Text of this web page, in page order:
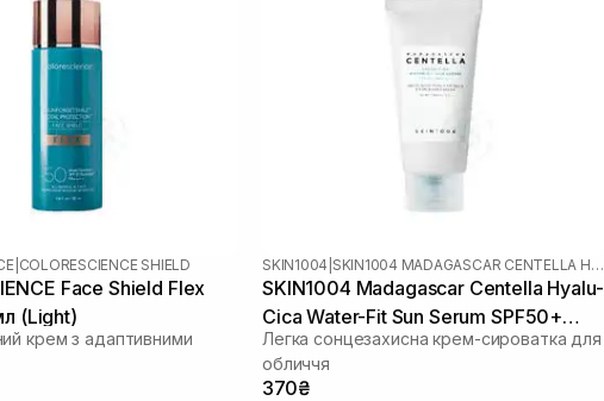
COLORESCIENCE SHIELD
Face Shield Flex
(Light)
крем з адаптивними
SKIN1004 SKIN1004 MADAGASCAR CENTELLA HYALU-CICA
SKIN1004 Madagascar Centella Hyalu-
Cica Water-Fit Sun Serum SPF50+
PA++++ 15 мл
Легка сонцезахисна крем-сироватка для
обличчя
370₴